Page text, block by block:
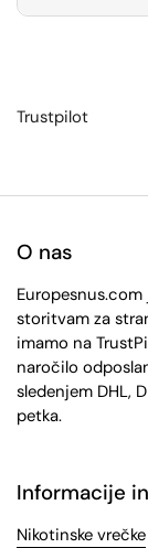
Trustpilot
O nas
storitvam za
imamo na
naročilo
sledenjem DHL,
petka.
Informacije
Nikotinske vrečke